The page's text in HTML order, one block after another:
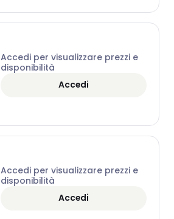
Accedi per visualizzare prezzi e
disponibilità
Accedi
Accedi per visualizzare prezzi e
disponibilità
Accedi